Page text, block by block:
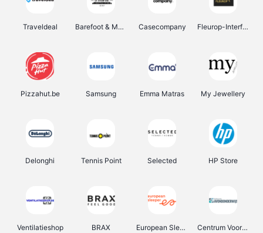
Traveldeal Barefoot & More Casecompany Fleurop-Interflora
Pizzahut.be Samsung Emma Matras My Jewellery
Delonghi Tennis Point Selected HP Store
Ventilatieshop BRAX European Sleeper Centrum Voor Avondonderwijs